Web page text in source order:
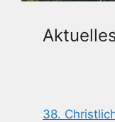
38.